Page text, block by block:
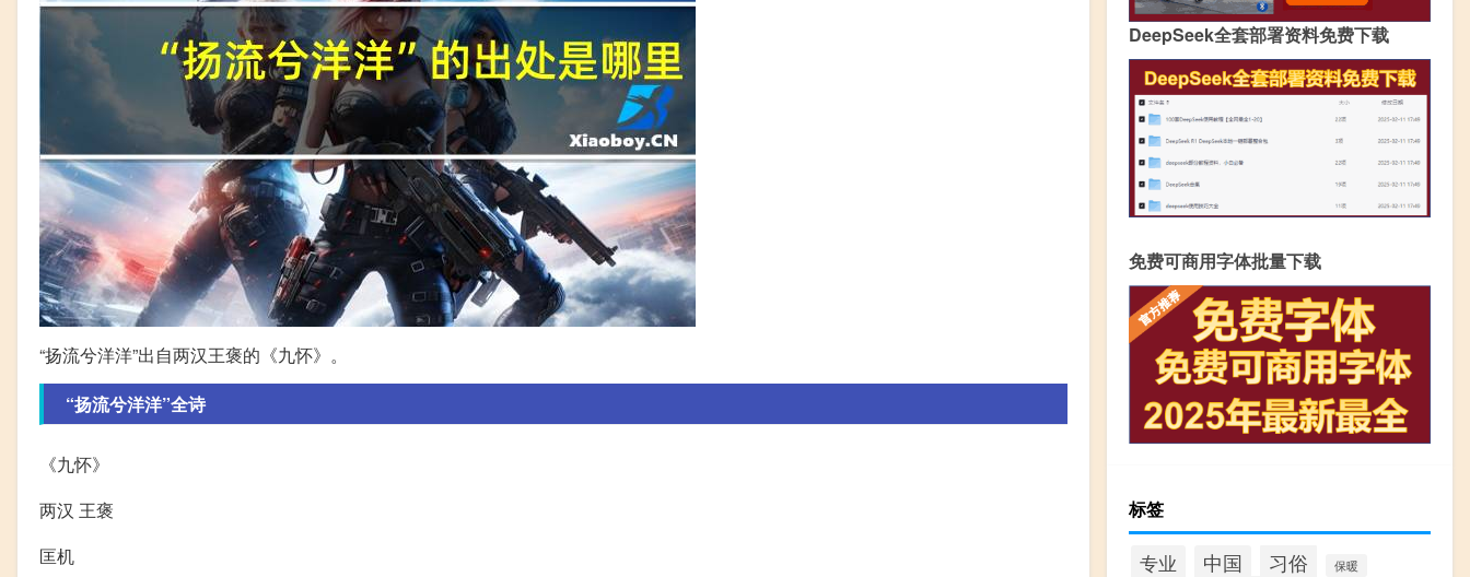
“扬流兮洋洋”出自两汉王褒的《九怀》。
“扬流兮洋洋”全诗
《九怀》
两汉 王褒
匡机
DeepSeek全套部署资料免费下载
免费可商用字体批量下载
标签
专业 中国 习俗 保暖